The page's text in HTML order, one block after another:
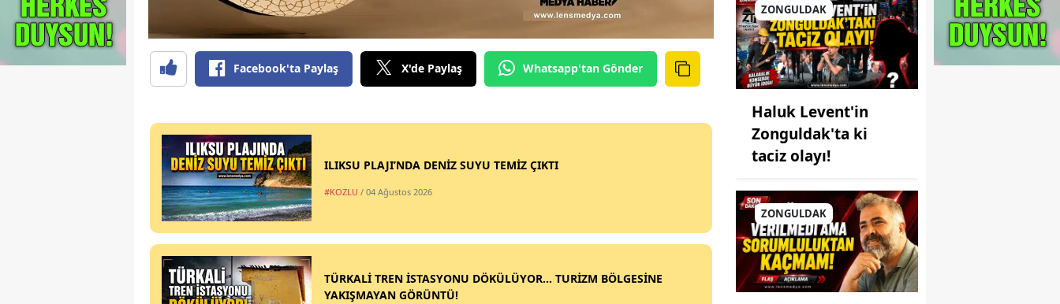
Facebook'ta Paylaş X'de Paylaş Whatsapp'tan Gönder
ILIKSU PLAJI’NDA DENİZ SUYU TEMİZ ÇIKTI
#KOZLU / 04 Ağustos 2026
TÜRKALİ TREN İSTASYONU DÖKÜLÜYOR... TURİZM BÖLGESİNE
YAKIŞMAYAN GÖRÜNTÜ!
ZONGULDAK
Haluk Levent'in
Zonguldak'ta ki
taciz olayı!
ZONGULDAK